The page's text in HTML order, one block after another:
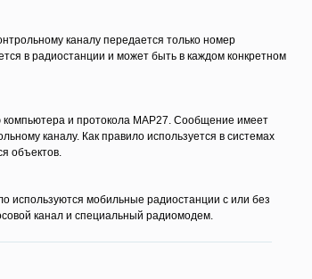
каналу передается только номер
в радиостанции и может быть в каждом конкретном
и протокола MAP27. Сообщение имеет
каналу. Как правило используется в системах
объектов.
используются мобильные радиостанции с или без
канал и специальный радиомодем.